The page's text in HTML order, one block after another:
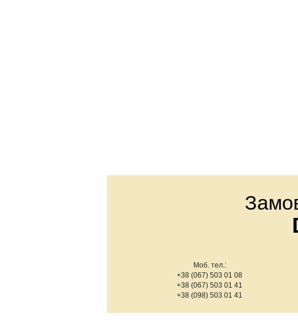
Моб. тел.:
+38 (067) 503 01 08
+38 (067) 503 01 41
+38 (098) 503 01 41